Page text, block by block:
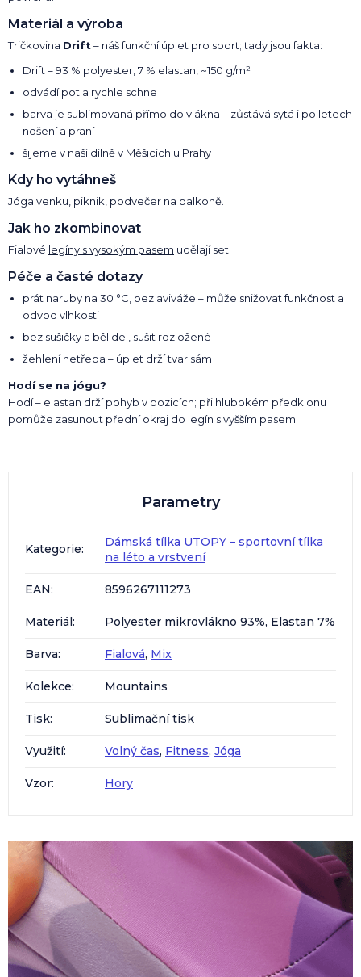
Materiál a výroba
Tričkovina Drift– náš funkční úplet pro sport; tady jsou fakta:
Drift – 93 % polyester, 7 % elastan, ~150 g/m²
odvádí pot a rychle schne
barva je sublimovaná přímo do vlákna – zůstává sytá i po letech
nošení a praní
šijeme v naší dílně v Měšicích u Prahy
Kdy ho vytáhneš
Jóga venku, piknik, podvečer na balkoně.
Jak ho zkombinovat
Fialové legíny s vysokým pasem udělají set.
Péče a časté dotazy
prát naruby na 30 °C, bez aviváže – může snižovat funkčnost a
odvod vlhkosti
bez sušičky a bělidel, sušit rozložené
žehlení netřeba – úplet drží tvar sám
Hodí se na jógu?
Hodí – elastan drží pohyb v pozicích; při hlubokém předklonu
pomůže zasunout přední okraj do legín s vyšším pasem.
Parametry
Kategorie:
Dámská tílka UTOPY – sportovní tílka
na léto a vrstvení
EAN: 8596267111273
Materiál: Polyester mikrovlákno 93%, Elastan 7%
Barva: Fialová, Mix
Kolekce: Mountains
Tisk: Sublimační tisk
Využití: Volný čas, Fitness, Jóga
Vzor: Hory